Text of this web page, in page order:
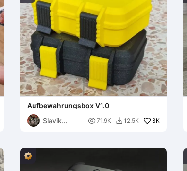
Aufbewahrungsbox V1.0
Slavik
 71.9K  12.5K 3K